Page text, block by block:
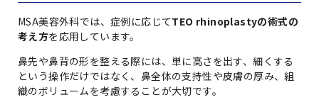
MSA美容外科では、症例に応じてTEO rhinoplastyの術式の
考え方を応用しています。
鼻先や鼻背の形を整える際には、単に高さを出す、細くする
という操作だけではなく、鼻全体の支持性や皮膚の厚み、組
織のボリュームを考慮することが大切です。